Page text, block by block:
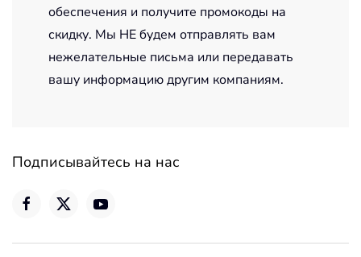
обеспечения и получите промокоды на
скидку. Мы НЕ будем отправлять вам
нежелательные письма или передавать
вашу информацию другим компаниям.
Подписывайтесь на нас